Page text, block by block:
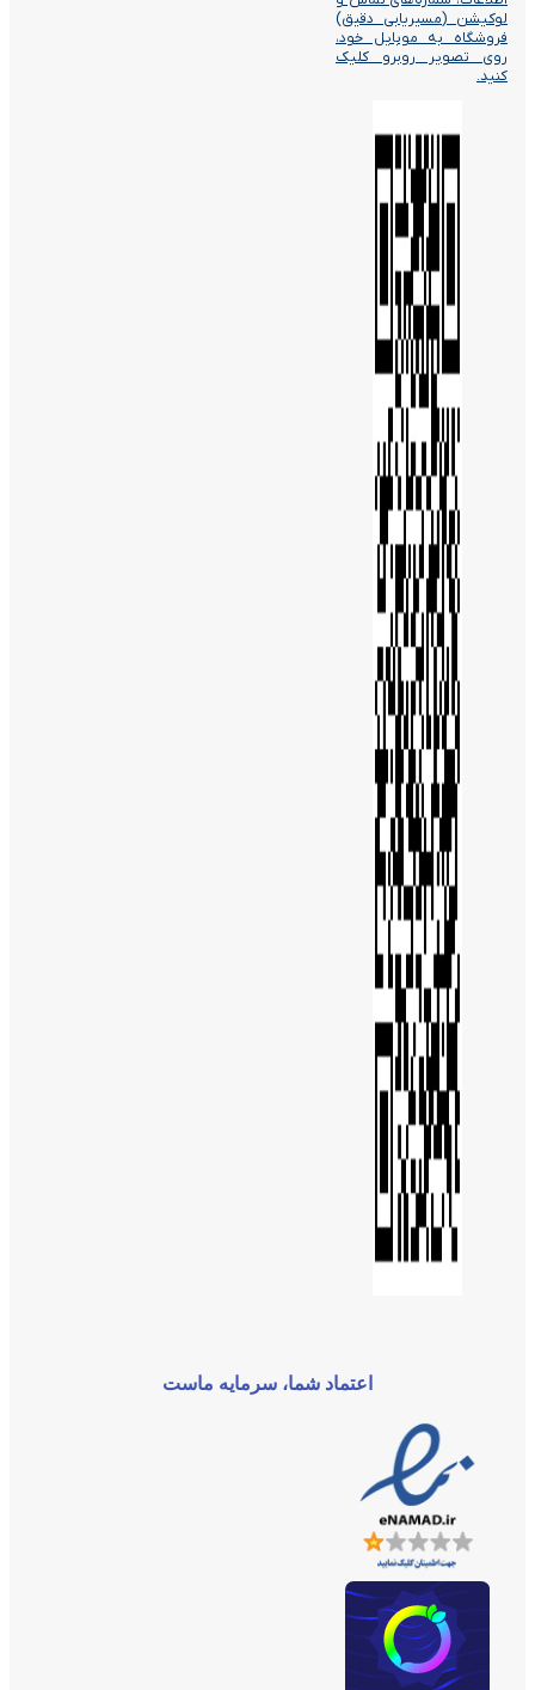
لوکیشن (مسیریابی دقیق)
فروشگاه به موبایل خود،
روی تصویر روبرو کلیک
کنید.
اعتماد شما، سرمایه ماست